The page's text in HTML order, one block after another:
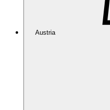
Austria